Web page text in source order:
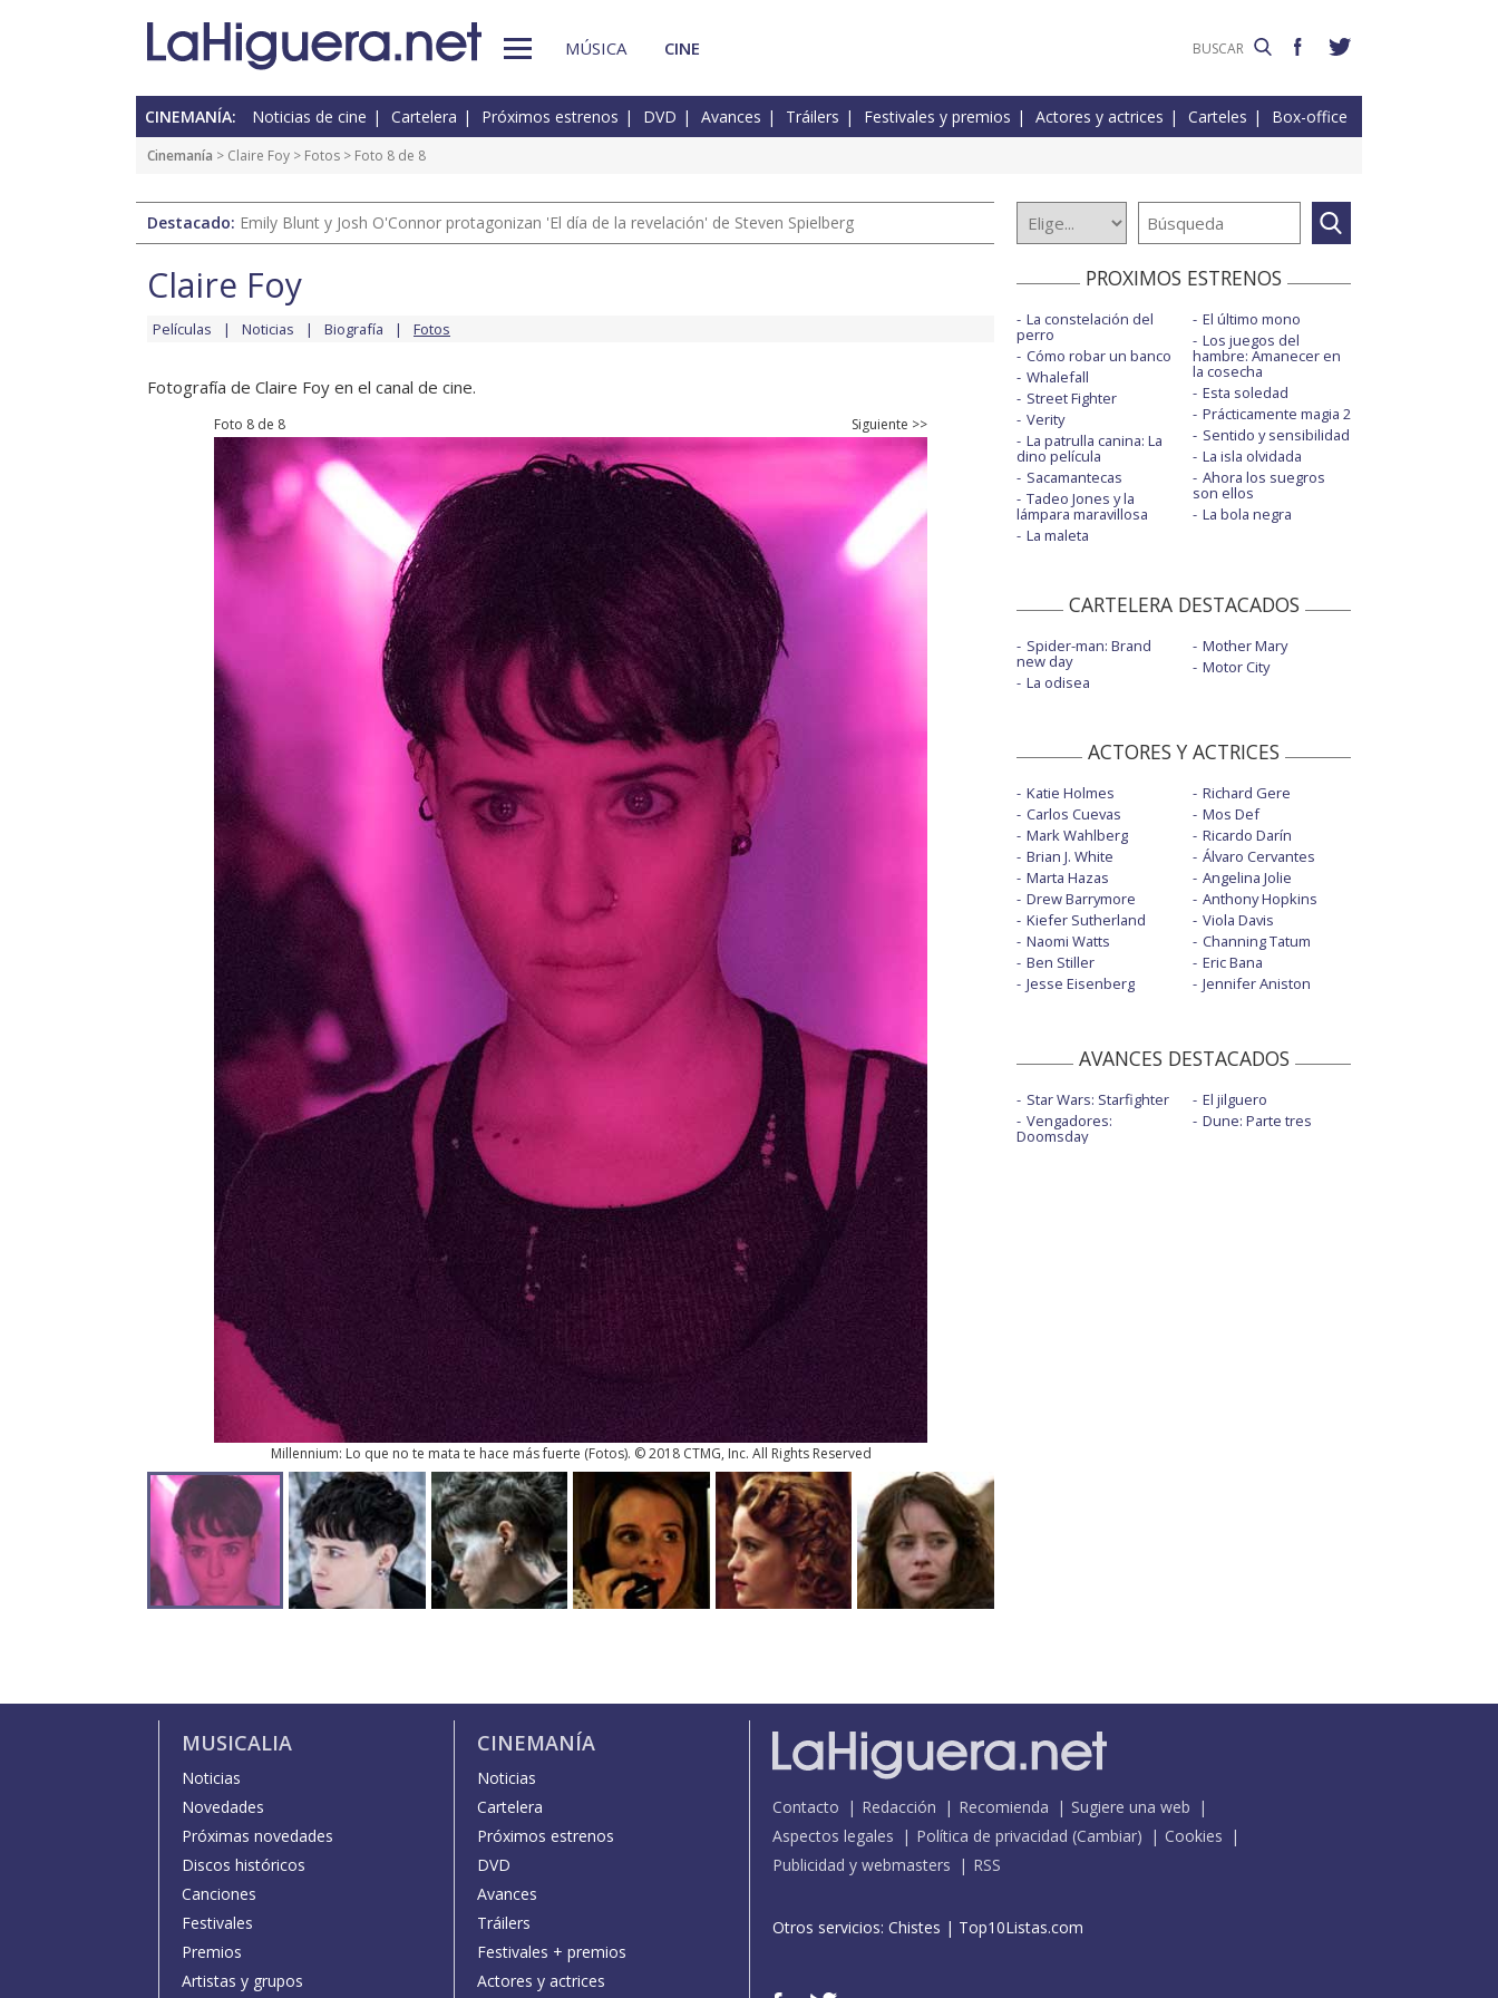
MÚSICA CINE
CINEMANÍA: Noticias de cine Cartelera Próximos estrenos DVD Avances Tráilers Festivales y premios Actores y actrices Carteles Box-office
Cinemanía > Claire Foy > Fotos > Foto 8 de 8
Destacado: Emily Blunt y Josh O'Connor protagonizan 'El día de la revelación' de Steven Spielberg
Claire Foy
Películas Noticias Biografía Fotos
Fotografía de Claire Foy en el canal de cine.
Foto 8 de 8 Siguiente >>
Millennium: Lo que no te mata te hace más fuerte (Fotos). © 2018 CTMG, Inc. All Rights Reserved
PROXIMOS ESTRENOS
La constelación del
perro
Cómo robar un banco
Whalefall
Street Fighter
Verity
La patrulla canina: La
dino película
Sacamantecas
Tadeo Jones y la
lámpara maravillosa
La maleta
El último mono
Los juegos del
hambre: Amanecer en
la cosecha
Esta soledad
Prácticamente magia 2
Sentido y sensibilidad
La isla olvidada
Ahora los suegros
son ellos
La bola negra
CARTELERA DESTACADOS
Spider-man: Brand
new day
La odisea
Mother Mary
Motor City
ACTORES Y ACTRICES
Katie Holmes
Carlos Cuevas
Mark Wahlberg
Brian J. White
Marta Hazas
Drew Barrymore
Kiefer Sutherland
Naomi Watts
Ben Stiller
Jesse Eisenberg
Richard Gere
Mos Def
Ricardo Darín
Álvaro Cervantes
Angelina Jolie
Anthony Hopkins
Viola Davis
Channing Tatum
Eric Bana
Jennifer Aniston
AVANCES DESTACADOS
Star Wars: Starfighter
Vengadores:
Doomsday
El jilguero
Dune: Parte tres
MUSICALIA
Noticias
Novedades
Próximas novedades
Discos históricos
Canciones
Festivales
Premios
Artistas y grupos
CINEMANÍA
Noticias
Cartelera
Próximos estrenos
DVD
Avances
Tráilers
Festivales + premios
Actores y actrices
Contacto Redacción Recomienda
Sugiere una web
Aspectos legales
Política de privacidad (Cambiar)
Cookies
Publicidad y webmasters
RSS
Otros servicios: Chistes | Top10Listas.com